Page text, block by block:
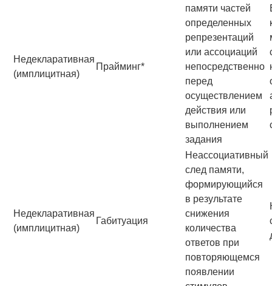
Недекларативная
(имплицитная)
Прайминг*
памяти частей
определенных
репрезентаций
или ассоциаций
непосредственно
перед
осуществлением
действия или
выполнением
задания
Недекларативная
(имплицитная)
Габитуация
Неассоциативный
след памяти,
формирующийся
в результате
снижения
количества
ответов при
повторяющемся
появлении